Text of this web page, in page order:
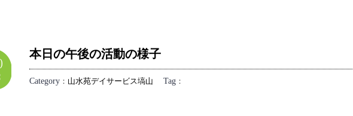
本日の午後の活動の様子
Category ： 山水苑デイサービス塙山 Tag ：